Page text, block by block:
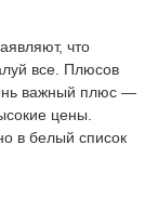
что
все. Плюсов
важный плюс —
цены.
в белый список